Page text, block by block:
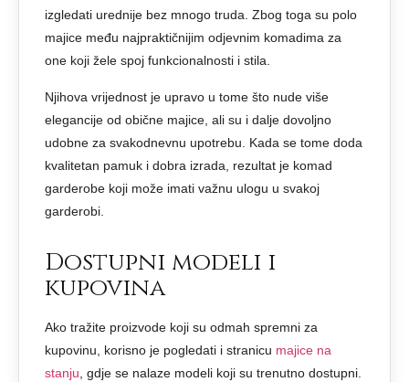
izgledati urednije bez mnogo truda. Zbog toga su polo
majice među najpraktičnijim odjevnim komadima za
one koji žele spoj funkcionalnosti i stila.
Njihova vrijednost je upravo u tome što nude više
elegancije od obične majice, ali su i dalje dovoljno
udobne za svakodnevnu upotrebu. Kada se tome doda
kvalitetan pamuk i dobra izrada, rezultat je komad
garderobe koji može imati važnu ulogu u svakoj
garderobi.
Dostupni modeli i
kupovina
Ako tražite proizvode koji su odmah spremni za
kupovinu, korisno je pogledati i stranicu majice na
stanju , gdje se nalaze modeli koji su trenutno dostupni.